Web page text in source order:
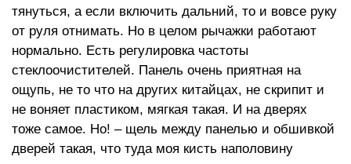
тянуться, а если включить дальний, то и вовсе руку
от руля отнимать. Но в целом рычажки работают
нормально. Есть регулировка частоты
стеклоочистителей. Панель очень приятная на
ощупь, не то что на других китайцах, не скрипит и
не воняет пластиком, мягкая такая. И на дверях
тоже самое. Но! – щель между панелью и обшивкой
дверей такая, что туда моя кисть наполовину